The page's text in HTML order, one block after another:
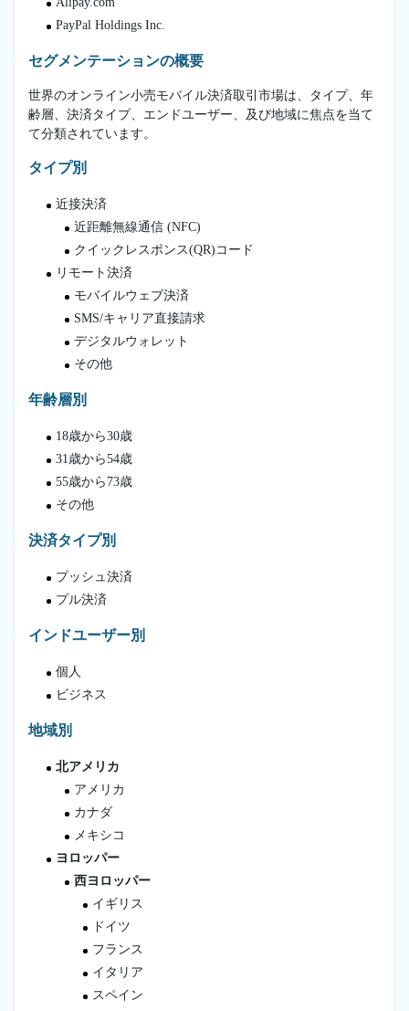
PayPal Holdings Inc.
セグメンテーションの概要
世界のオンライン小売モバイル決済取引市場は、タイプ、年
齢層、決済タイプ、エンドユーザー、及び地域に焦点を当て
て分類されています。
タイプ別
近接決済
近距離無線通信 (NFC)
クイックレスポンス(QR)コード
リモート決済
モバイルウェブ決済
SMS/キャリア直接請求
デジタルウォレット
その他
年齢層別
18歳から30歳
31歳から54歳
55歳から73歳
その他
決済タイプ別
プッシュ決済
プル決済
インドユーザー別
個人
ビジネス
地域別
北アメリカ
アメリカ
カナダ
メキシコ
ヨロッパー
西ヨロッパー
イギリス
ドイツ
フランス
イタリア
スペイン